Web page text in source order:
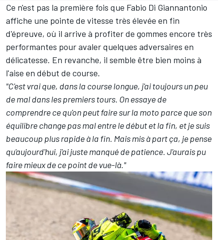
Ce n'est pas la première fois que Fabio Di Giannantonio
affiche une pointe de vitesse très élevée en fin
d'épreuve, où il arrive à profiter de gommes encore très
performantes pour avaler quelques adversaires en
délicatesse. En revanche, il semble être bien moins à
l'aise en début de course.
"C'est vrai que, dans la course longue, j'ai toujours un peu
de mal dans les premiers tours. On essaye de
comprendre ce qu'on peut faire sur la moto parce que son
équilibre change pas mal entre le début et la fin, et je suis
beaucoup plus rapide à la fin. Mais mis à part ça, je pense
qu'aujourd'hui, j'ai juste manqué de patience. J'aurais pu
faire mieux de ce point de vue-là."